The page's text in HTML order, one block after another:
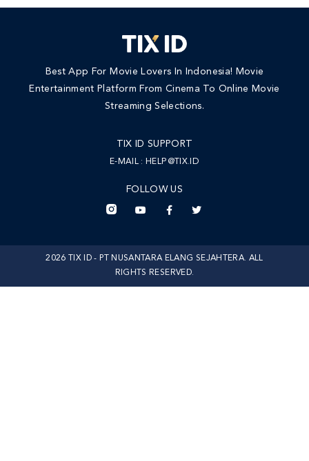
Best App For Movie Lovers In Indonesia! Movie
Entertainment Platform From Cinema To Online Movie
Streaming Selections.
TIX ID SUPPORT
E-MAIL : HELP@TIX.ID
FOLLOW US
2026 TIX ID - PT NUSANTARA ELANG SEJAHTERA. ALL
RIGHTS RESERVED.